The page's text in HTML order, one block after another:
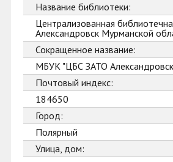
Название библиотеки:
Централизованная
Александровск Мурманской
Сокращенное название:
МБУК "ЦБС ЗАТО
Почтовый индекс:
184650
Город:
Полярный
Улица, дом: